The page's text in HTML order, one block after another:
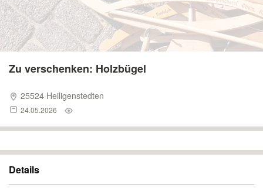
Zu verschenken: Holzbügel
25524 Heiligenstedten
24.05.2026
Details